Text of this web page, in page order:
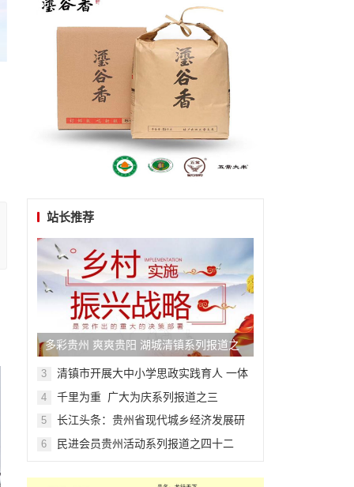
站长推荐
多彩贵州 爽爽贵阳 湖城清镇系列报道之
四十七
3
清镇市开展大中小学思政实践育人 一体
4 千里为重 广大为庆系列报道之三
5
长江头条：贵州省现代城乡经济发展研
6 民进会员贵州活动系列报道之四十二